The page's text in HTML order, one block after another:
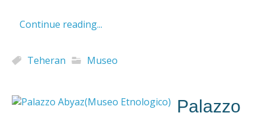
Continue reading...
Teheran Museo
Palazzo